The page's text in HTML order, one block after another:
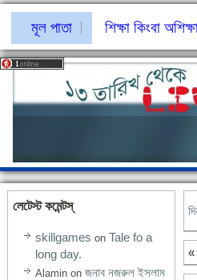
মূল পাতা শিক্ষা কিংবা
লেটেস্ট কমেন্টস্‌
skillgames on Tale fo a
long day.
Alamin on জনাব নজরুল ইসলাম
«